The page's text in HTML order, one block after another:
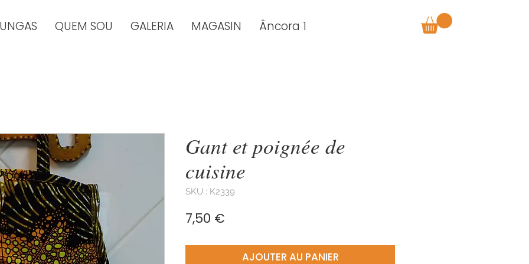
QUEM SOU GALERIA MAGASIN Âncora 1
Gant et poignée de
cuisine
SKU : K2339
7,50 €
AJOUTER AU PANIER